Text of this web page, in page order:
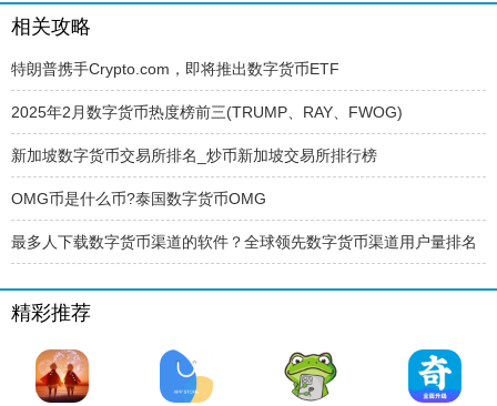
相关攻略
特朗普携手Crypto.com，即将推出数字货币ETF
2025年2月数字货币热度榜前三(TRUMP、RAY、FWOG)
新加坡数字货币交易所排名_炒币新加坡交易所排行榜
OMG币是什么币?泰国数字货币OMG
最多人下载数字货币渠道的软件？全球领先数字货币渠道用户量排名
精彩推荐